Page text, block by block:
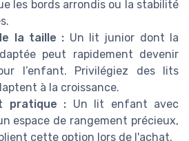
les bords arrondis ou la stabilité
la taille : Un lit junior dont la
peut rapidement devenir
l’enfant. Privilégiez des lits
à la croissance.
pratique : Un lit enfant avec
espace de rangement précieux,
cette option lors de l'achat.